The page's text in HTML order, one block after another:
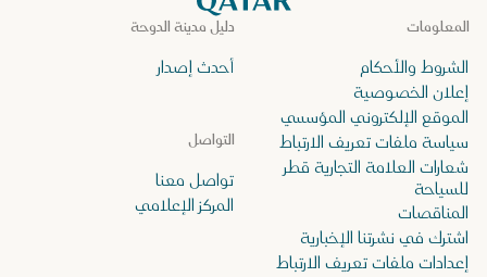
دليل مدينة الدوحة
أحدث إصدار
التواصل
تواصل معنا
المركز الإعلامي
المعلومات
الشروط والأحكام
إعلان الخصوصية
الموقع الإلكتروني المؤسسي
سياسة ملفات تعريف الارتباط
شعارات العلامة التجارية قطر
للسياحة
المناقصات
اشترك في نشرتنا الإخبارية
إعدادات ملفات تعريف الارتباط